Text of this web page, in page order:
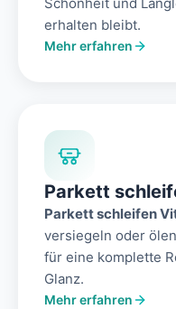
erhalten bleibt.
Mehr erfahren
Parkett
Parkett schleifen
versiegeln oder
für eine komplette
Glanz.
Mehr erfahren